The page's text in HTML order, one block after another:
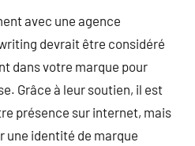
avec une agence
devrait être considéré
dans votre marque pour
Grâce à leur soutien, il est
présence sur internet, mais
une identité de marque